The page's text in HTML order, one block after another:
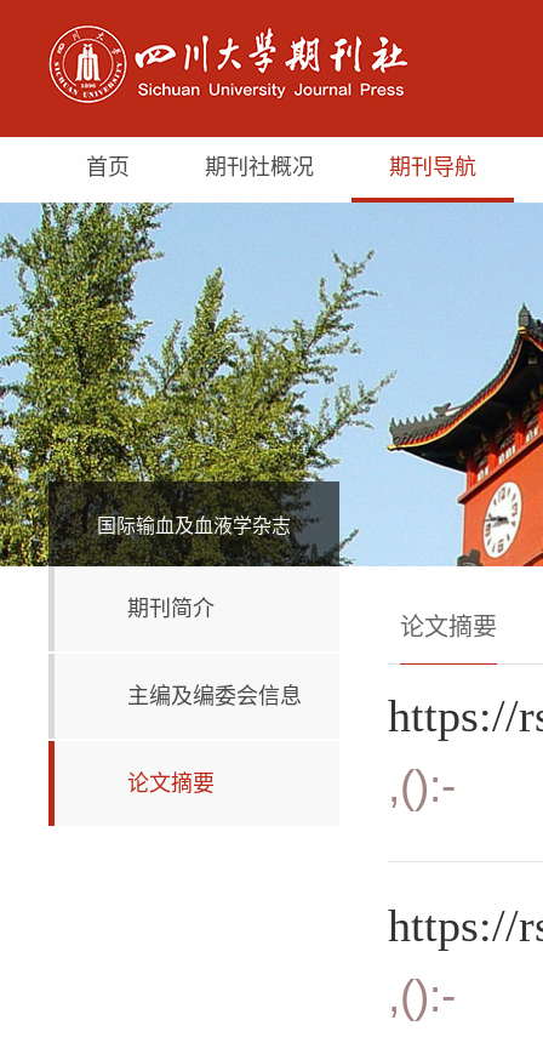
首页 期刊社概况 期刊导航
国际输血及血液学杂志
期刊简介
主编及编委会信息
论文摘要
论文摘要
https://
,():-
https://
,():-